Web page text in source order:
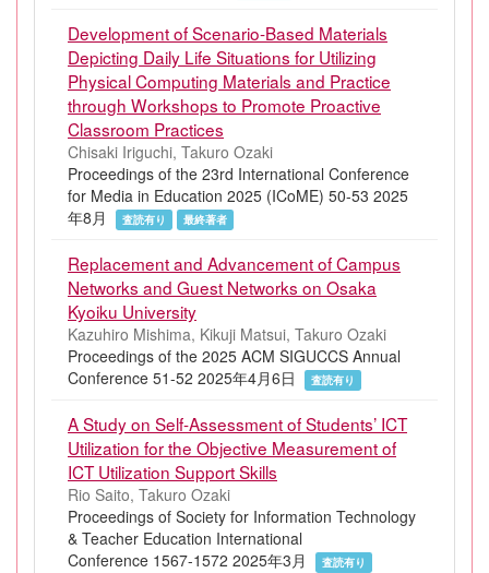
Development of Scenario-Based Materials
Depicting Daily Life Situations for Utilizing
Physical Computing Materials and Practice
through Workshops to Promote Proactive
Classroom Practices
Chisaki Iriguchi, Takuro Ozaki
Proceedings of the 23rd International Conference
for Media in Education 2025 (ICoME) 50-53 2025
年8月
査読有り 最終著者
Replacement and Advancement of Campus
Networks and Guest Networks on Osaka
Kyoiku University
Kazuhiro Mishima, Kikuji Matsui, Takuro Ozaki
Proceedings of the 2025 ACM SIGUCCS Annual
Conference 51-52 2025年4月6日
査読有り
A Study on Self-Assessment of Students’ ICT
Utilization for the Objective Measurement of
ICT Utilization Support Skills
Rio Saito, Takuro Ozaki
Proceedings of Society for Information Technology
& Teacher Education International
Conference 1567-1572 2025年3月
査読有り